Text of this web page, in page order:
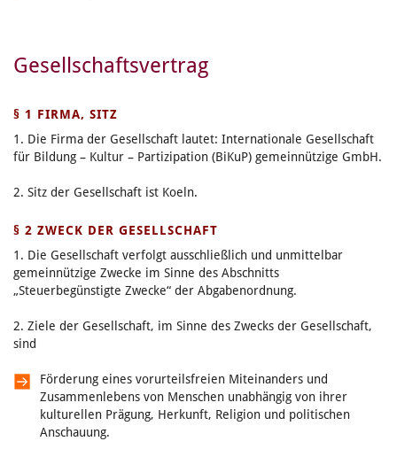
Gesellschaftsvertrag
§ 1 FIRMA, SITZ
1. Die Firma der Gesellschaft lautet: Internationale Gesellschaft
für Bildung – Kultur – Partizipation (BiKuP) gemeinnützige GmbH.
2. Sitz der Gesellschaft ist Koeln.
§ 2 ZWECK DER GESELLSCHAFT
1. Die Gesellschaft verfolgt ausschließlich und unmittelbar
gemeinnützige Zwecke im Sinne des Abschnitts
„Steuerbegünstigte Zwecke“ der Abgabenordnung.
2. Ziele der Gesellschaft, im Sinne des Zwecks der Gesellschaft,
sind
Förderung eines vorurteilsfreien Miteinanders und
Zusammenlebens von Menschen unabhängig von ihrer
kulturellen Prägung, Herkunft, Religion und politischen
Anschauung.